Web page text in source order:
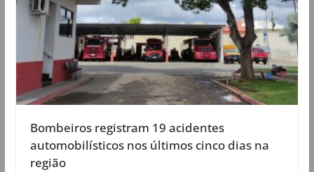
Bombeiros registram 19 acidentes
automobilísticos nos últimos cinco dias na
região